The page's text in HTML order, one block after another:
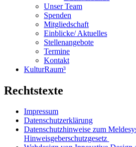
Unser Team
Spenden
Mitgliedschaft
Einblicke/ Aktuelles
Stellenangebote
Termine
Kontakt
KulturRaum³
Rechtstexte
Impressum
Datenschutzerklärung
Datenschutzhinweise zum
Hinweisgeberschutzgesetz